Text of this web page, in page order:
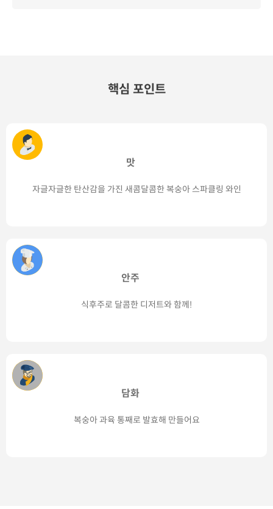
핵심 포인트
맛
자글자글한 탄산감을 가진 새콤달콤한 복숭아 스파클링 와인
안주
식후주로 달콤한 디저트와 함께!
담화
복숭아 과육 통째로 발효해 만들어요